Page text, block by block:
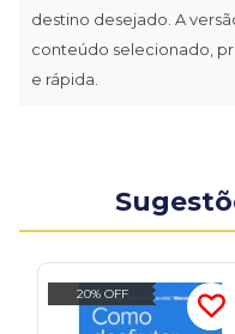
destino desejado. A
conteúdo selecionado,
e rápida.
20% OFF